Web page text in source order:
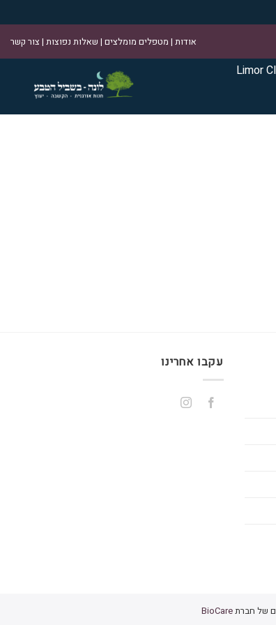
אודות | מטפלים מומלצים | שאלות נפוצות | צור קשר
Limor
עקבו אחרינו
של חברתBioCare